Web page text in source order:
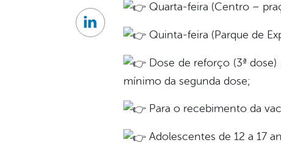
Quarta-feira (Centro –
Quinta-feira (Parque de
Dose de reforço (3ª
mínimo da segunda dose;
Para o recebimento da
Adolescentes de 12 a 17
Linkedin